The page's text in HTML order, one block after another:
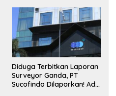
Berbasis KHL
Diduga Terbitkan Laporan
Surveyor Ganda, PT
Sucofindo Dilaporkan! Ada